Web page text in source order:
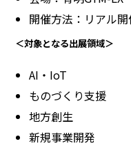
開催方法：リアル開
＜対象となる出展領域＞
AI・IoT
ものづくり支援
地方創生
新規事業開発